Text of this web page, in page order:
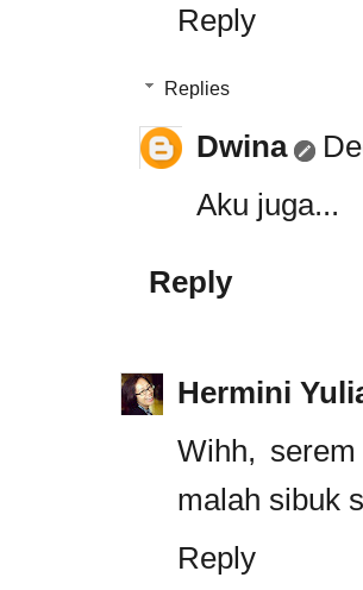
Reply
Replies
Dwina
Aku juga...
Reply
Hermini
Wihh,
malah sibuk
Reply